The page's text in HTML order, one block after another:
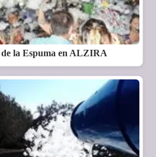
la Espuma en ALZIRA